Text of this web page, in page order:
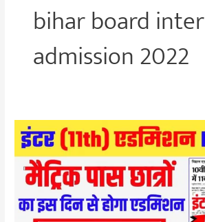
bihar board inter
admission 2022
Bihar
Board
11th
Inter
Admission
2022